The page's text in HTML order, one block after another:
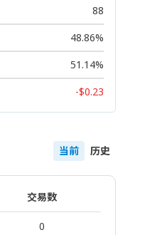
88
48.86%
51.14%
-$0.23
当前 历史
交易数
0